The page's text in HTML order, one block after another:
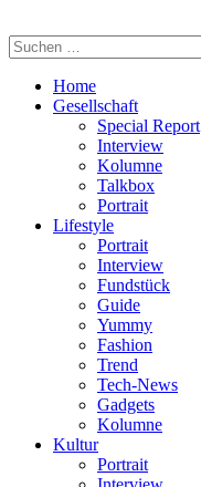
Suchen
nach:
Home
Gesellschaft
Special Report
Interview
Kolumne
Talkbox
Portrait
Lifestyle
Portrait
Interview
Fundstück
Guide
Yummy
Fashion
Trend
Tech-News
Gadgets
Kolumne
Kultur
Portrait